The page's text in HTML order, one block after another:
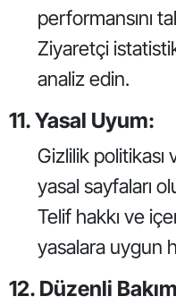
performansını
Ziyaretçi
analiz edin.
11. Yasal Uyum:
Gizlilik politikası
yasal sayfaları
Telif hakkı ve
yasalara uygun
12. Düzenli